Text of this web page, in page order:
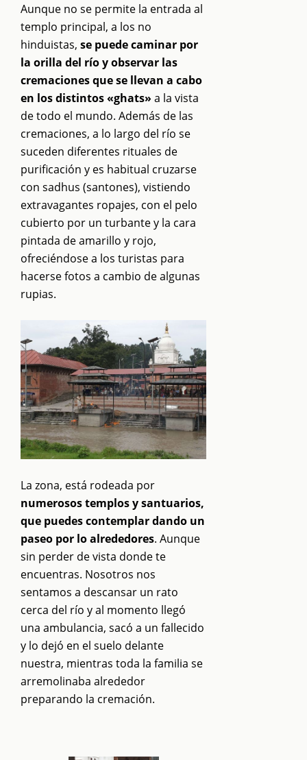
Aunque no se permite la entrada al
templo principal, a los no
hinduistas, se puede caminar por
la orilla del río y observar las
cremaciones que se llevan a cabo
en los distintos «ghats» a la vista
de todo el mundo. Además de las
cremaciones, a lo largo del río se
suceden diferentes rituales de
purificación y es habitual cruzarse
con sadhus (santones), vistiendo
extravagantes ropajes, con el pelo
cubierto por un turbante y la cara
pintada de amarillo y rojo,
ofreciéndose a los turistas para
hacerse fotos a cambio de algunas
rupias.
La zona, está rodeada por
numerosos templos y santuarios,
que puedes contemplar dando un
paseo por lo alrededores. Aunque
sin perder de vista donde te
encuentras. Nosotros nos
sentamos a descansar un rato
cerca del río y al momento llegó
una ambulancia, sacó a un fallecido
y lo dejó en el suelo delante
nuestra, mientras toda la familia se
arremolinaba alrededor
preparando la cremación.